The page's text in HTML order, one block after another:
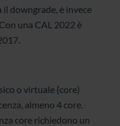
il downgrade, è invece
una CAL 2022 è
o virtuale (core)
almeno 4 core.
core richiedono un